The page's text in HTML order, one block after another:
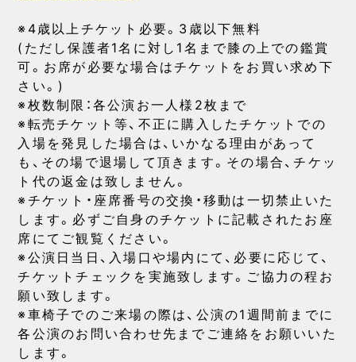
※4歳以上チケット必要。3歳以下無料
(ただし保護者1名に対し1名まで膝の上での鑑賞
可。お席が必要な場合はチケットをお買い求め下
さい。)
※枚数制限：各公演お一人様2枚まで
※転売チケット等、不正に購入したチケットでの
入場を発見した場合は、いかなる理由があって
も、その場で退場して頂きます。その場合、チケッ
ト代の返金は致しません。
※チケット・座席番号の交換・移動は一切禁止いた
します。必ずご自身のチケットに記載されたお座
席にてご観覧ください。
※公演日当日、入場口や場内にて、必要に応じて、
チケットチェックを実施致します。ご協力の程お
願い致します。
※車椅子でのご来場の際は、公演の1週間前までに
各公演のお問い合わせ先までご連絡をお願いいた
します。